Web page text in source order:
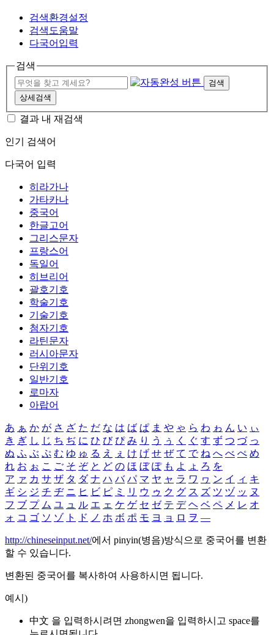
검색환경설정
검색도움말
다국어입력
검색
검색
상세검색
결과 내 재검색
인기 검색어
다국어 입력
히라가나
가타카나
중국어
한글고어
그리스문자
프랑스어
독일어
히브리어
괄호기호
학술기호
기술기호
첨자기호
라틴문자
러시아문자
단위기호
일반기호
로마자
아랍어
あ ぁ か が さ ざ た だ な は ば ぱ ま や ゃ ら わ ゎ ん い ぃ
き ぎ し じ ち ぢ に ひ び ぴ み り う ぅ く ぐ す ず つ づ っ
ぬ ふ ぶ ぷ む ゆ ゅ る え ぇ け げ せ ぜ て で ね へ べ ぺ め
れ お ぉ こ ご そ ぞ と ど の ほ ぼ ぽ も よ ょ ろ を
ア ァ カ サ ザ タ ダ ナ ハ バ パ マ ヤ ャ ラ ワ ヮ ン イ ィ キ
ギ シ ジ チ ヂ ニ ヒ ビ ピ ミ リ ウ ゥ ク グ ス ズ ツ ヅ ッ ヌ
フ ブ プ ム ユ ュ ル エ ェ ケ ゲ セ ゼ テ デ ヘ ベ ペ メ レ オ
ォ コ ゴ ソ ゾ ト ド ノ ホ ボ ポ モ ヨ ョ ロ ヲ ―
http://chineseinput.net/에서 pinyin(병음)방식으로 중국어를 변환
할 수 있습니다.
변환된 중국어를 복사하여 사용하시면 됩니다.
예시)
中文 을 입력하시려면 zhongwen을 입력하시고 space를